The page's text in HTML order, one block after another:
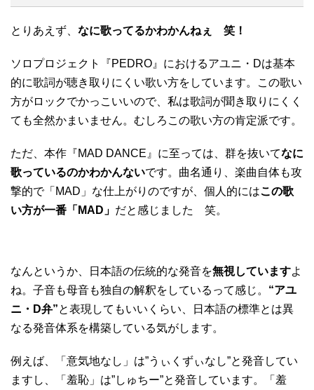
とりあえず、 なに歌ってるかわかんねぇ 笑！
ソロプロジェクト『PEDRO』におけるアユニ・Dは基本
的に歌詞が聴き取りにくい歌い方をしています。この歌い
方がロックでかっこいいので、私は歌詞が聞き取りにくく
ても全然かまいません。むしろこの歌い方の肯定派です。
ただ、本作『MAD DANCE』に至っては、群を抜いてなに
歌っているのかわかんないです。曲名通り、楽曲自体も攻
撃的で「MAD」な仕上がりのですが、個人的にはこの歌
い方が一番「MAD」 だと感じました 笑。
なんというか、日本語の伝統的な発音を無視していますよ
ね。子音も母音も独自の解釈をしているって感じ。 “アユ
ニ・D弁”と表現してもいいくらい、日本語の標準とは異
なる発音体系を構築している気がします。
例えば、「意気地なし」は”うぃくずぃなし”と発音してい
ますし、「羞恥」は”しゅちー”と発音しています。「羞